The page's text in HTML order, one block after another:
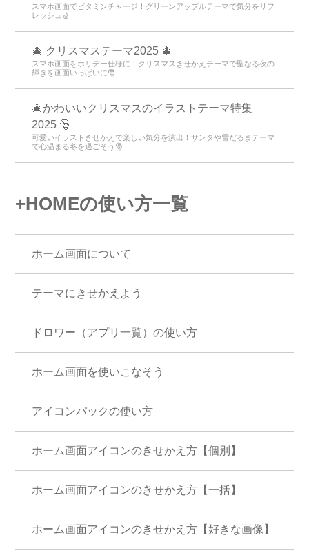
スマホ画面でビタミンチャージ！グリーンアップルテーマで気分をリフ
レッシュ🍏
🎄 クリスマステーマ2025 🎄
スマホ画面をホリデー仕様に！クリスマスきせかえテーマで聖なる夜の
輝きを画面いっぱいに🎅
🎄かわいいクリスマスのイラストテーマ特集
2025 🎅
可愛いイラストきせかえで楽しい気分を演出！サンタや雪だるまテーマ
で心温まる冬を過ごそう🎅
+HOMEの使い方一覧
ホーム画面について
テーマにきせかえよう
ドロワー（アプリ一覧）の使い方
ホーム画面を使いこなそう
アイコンパックの使い方
ホーム画面アイコンのきせかえ方【個別】
ホーム画面アイコンのきせかえ方【一括】
ホーム画面アイコンのきせかえ方【好きな画像】